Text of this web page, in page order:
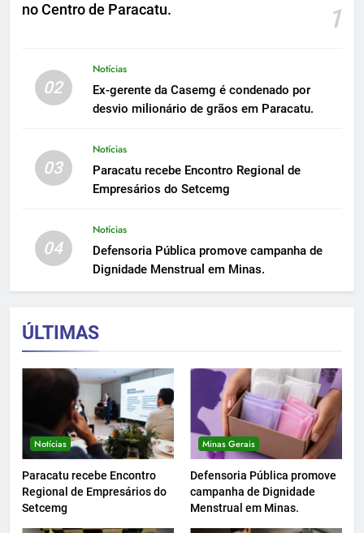
no Centro de Paracatu.
1
02
Notícias
Ex-gerente da Casemg é condenado por
desvio milionário de grãos em Paracatu.
03
Notícias
Paracatu recebe Encontro Regional de
Empresários do Setcemg
04
Notícias
Defensoria Pública promove campanha de
Dignidade Menstrual em Minas.
ÚLTIMAS
Notícias
Paracatu recebe Encontro
Regional de Empresários do
Setcemg
Minas Gerais
Defensoria Pública promove
campanha de Dignidade
Menstrual em Minas.